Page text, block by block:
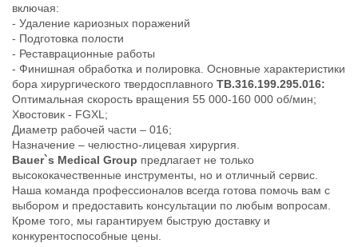
включая:
- Удаление кариозных поражений
- Подготовка полости
- Реставрационные работы
- Финишная обработка и полировка. Основные характеристики
бора хирургического твердосплавного TB.316.199.295.016:
Оптимальная скорость вращения 55 000-160 000 об/мин;
Хвостовик - FGXL;
Диаметр рабочей части – 016;
Назначение – челюстно-лицевая хирургия.
Bauer`s Medical Group предлагает не только
высококачественные инструменты, но и отличный сервис.
Наша команда профессионалов всегда готова помочь вам с
выбором и предоставить консультации по любым вопросам.
Кроме того, мы гарантируем быструю доставку и
конкурентоспособные цены.